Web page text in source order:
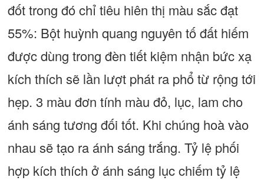
đốt trong đó chỉ tiêu hiên thị màu sắc đạt
55%: Bột huỳnh quang nguyên tố đất hiếm
được dùng trong đèn tiết kiệm nhận bức xạ
kích thích sẽ lần lượt phát ra phổ từ rộng tới
hẹp. 3 màu đơn tính màu đỏ, lục, lam cho
ánh sáng tương đối tốt. Khi chúng hoà vào
nhau sẽ tạo ra ánh sáng trắng. Tỷ lệ phối
hợp kích thích ở ánh sáng lục chiếm tỷ lệ